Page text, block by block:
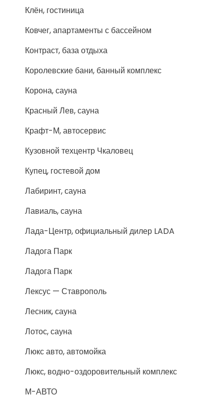
Клён, гостиница
Ковчег, апартаменты с бассейном
Контраст, база отдыха
Королевские бани, банный комплекс
Корона, сауна
Красный Лев, сауна
Крафт-М, автосервис
Кузовной техцентр Чкаловец
Купец, гостевой дом
Лабиринт, сауна
Лавиаль, сауна
Лада-Центр, официальный дилер LADA
Ладога Парк
Ладога Парк
Лексус — Ставрополь
Лесник, сауна
Лотос, сауна
Люкс авто, автомойка
Люкс, водно-оздоровительный комплекс
М-АВТО